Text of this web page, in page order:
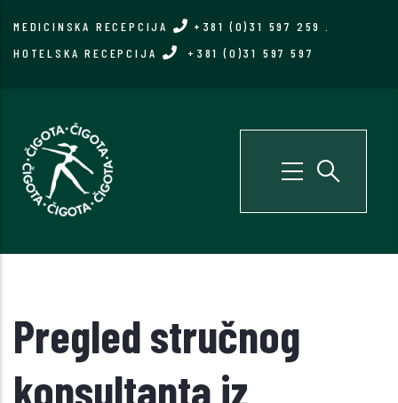
MEDICINSKA RECEPCIJA +381 (0)31 597 259
HOTELSKA RECEPCIJA
+381 (0)31 597 597
Pregled stručnog
konsultanta iz